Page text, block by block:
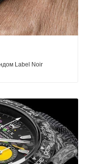
Label Noir